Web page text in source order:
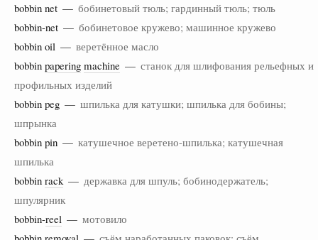
bobbin net — бобинетовый тюль; гардинный тюль; тюль
bobbin-net — бобинетовое кружево; машинное кружево
bobbin oil — веретённое масло
bobbin papering machine — станок для шлифования рельефных и
профильных изделий
bobbin peg — шпилька для катушки; шпилька для бобины;
шпрынка
bobbin pin — катушечное веретено-шпилька; катушечная
шпилька
bobbin rack — державка для шпуль; бобинодержатель;
шпулярник
bobbin-reel — мотовило